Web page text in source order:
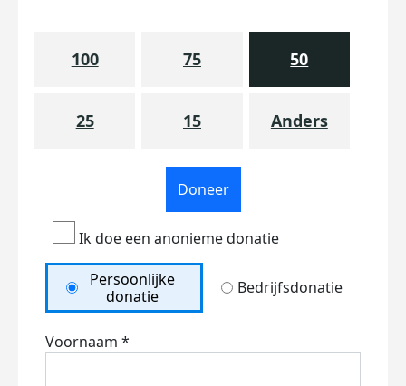
100 75 50
25 15 Anders
Doneer
Ik doe een anonieme donatie
Persoonlijke
donatie
Bedrijfsdonatie
Voornaam *